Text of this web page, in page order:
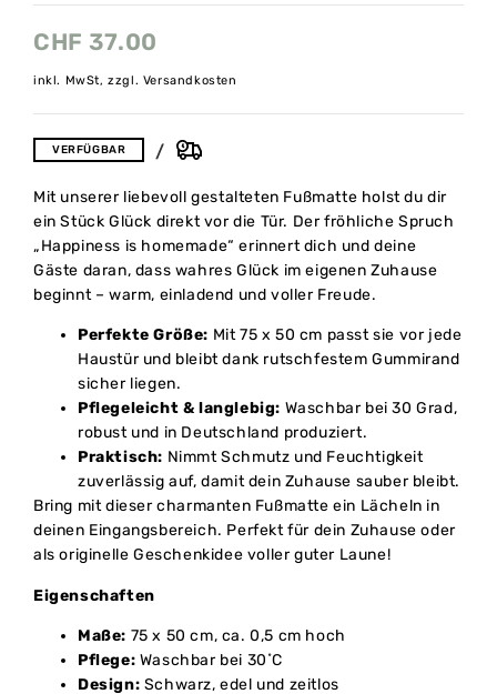
CHF 37.00
inkl. MwSt, zzgl. Versandkosten
VERFÜGBAR
Mit unserer liebevoll gestalteten Fußmatte holst du dir
ein Stück Glück direkt vor die Tür. Der fröhliche Spruch
„Happiness is homemade“ erinnert dich und deine
Gäste daran, dass wahres Glück im eigenen Zuhause
beginnt – warm, einladend und voller Freude.
Perfekte Größe: Mit 75 x 50 cm passt sie vor jede
Haustür und bleibt dank rutschfestem Gummirand
sicher liegen.
Pflegeleicht & langlebig: Waschbar bei 30 Grad,
robust und in Deutschland produziert.
Praktisch: Nimmt Schmutz und Feuchtigkeit
zuverlässig auf, damit dein Zuhause sauber bleibt.
Bring mit dieser charmanten Fußmatte ein Lächeln in
deinen Eingangsbereich. Perfekt für dein Zuhause oder
als originelle Geschenkidee voller guter Laune!
Eigenschaften
Maße: 75 x 50 cm, ca. 0,5 cm hoch
Pflege: Waschbar bei 30˚C
Design: Schwarz, edel und zeitlos